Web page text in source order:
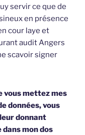
servir ce que de
en présence
cour laye et
audit Angers
scavoir signer
vous mettez mes
données, vous
donnant
mon dos